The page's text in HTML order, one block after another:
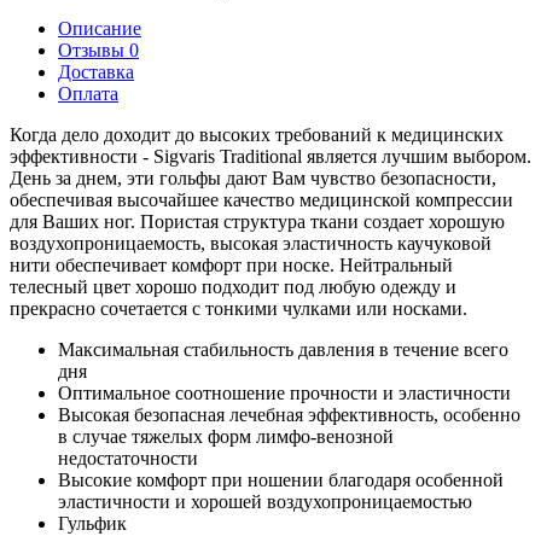
Описание
Отзывы 0
Доставка
Оплата
Когда дело доходит до высоких требований к медицинских
эффективности - Sigvaris Traditional является лучшим выбором.
День за днем, эти гольфы дают Вам чувство безопасности,
обеспечивая высочайшее качество медицинской компрессии
для Ваших ног. Пористая структура ткани создает хорошую
воздухопроницаемость, высокая эластичность каучуковой
нити обеспечивает комфорт при носке. Нейтральный
телесный цвет хорошо подходит под любую одежду и
прекрасно сочетается с тонкими чулками или носками.
Максимальная стабильность давления в течение всего
дня
Оптимальное соотношение прочности и эластичности
Высокая безопасная лечебная эффективность, особенно
в случае тяжелых форм лимфо-венозной
недостаточности
Высокие комфорт при ношении благодаря особенной
эластичности и хорошей воздухопроницаемостью
Гульфик